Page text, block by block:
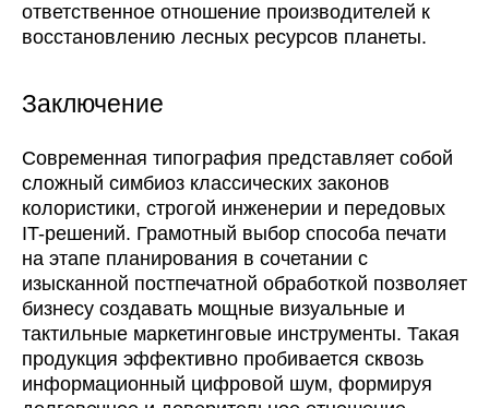
ответственное отношение производителей к
восстановлению лесных ресурсов планеты.
Заключение
Современная типография представляет собой
сложный симбиоз классических законов
колористики, строгой инженерии и передовых
IT-решений. Грамотный выбор способа печати
на этапе планирования в сочетании с
изысканной постпечатной обработкой позволяет
бизнесу создавать мощные визуальные и
тактильные маркетинговые инструменты. Такая
продукция эффективно пробивается сквозь
информационный цифровой шум, формируя